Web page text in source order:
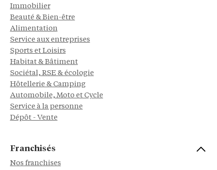
Immobilier
Beauté & Bien-être
Alimentation
Service aux entreprises
Sports et Loisirs
Habitat & Bâtiment
Sociétal, RSE & écologie
Hôtellerie & Camping
Automobile, Moto et Cycle
Service à la personne
Dépôt - Vente
Franchisés
Nos franchises